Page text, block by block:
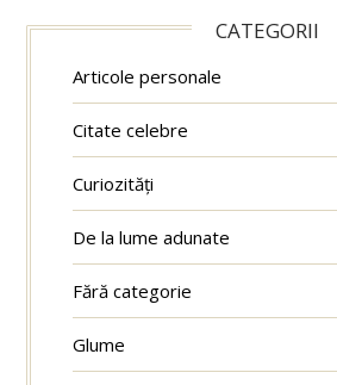
CATEGORII
Articole personale
Citate celebre
Curiozități
De la lume adunate
Fără categorie
Glume